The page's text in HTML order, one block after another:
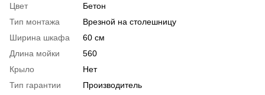
Цвет
Бетон
Тип монтажа
Врезной на столешницу
Ширина шкафа
60 см
Длина мойки
560
Крыло
Нет
Тип гарантии
Производитель